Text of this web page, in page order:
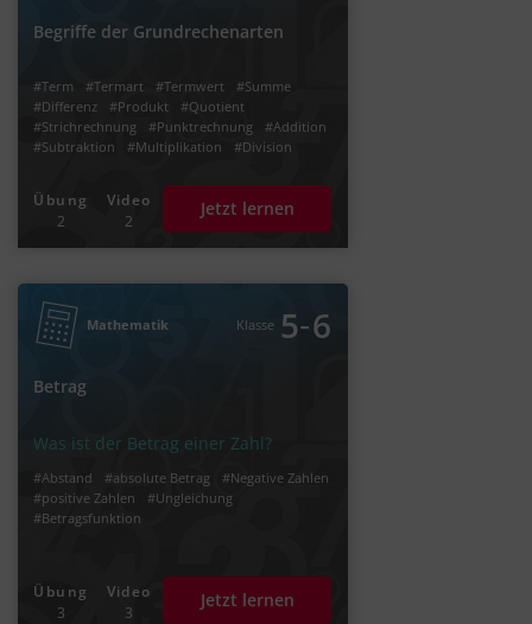
Begriffe der Grundrechenarten
#Term #Termart #Termwert
#Summe
#Differenz
#Produkt
#Quotient
#Strichrechnung
#Punktrechnung
#Addition
#Subtraktion
#Multiplikation
#Division
Übung
2
Video
2
Jetzt lernen
Mathematik Klasse 5‐6
Betrag
Was ist der Betrag einer Zahl?
#Abstand #absolute Betrag
#Negative Zahlen
#positive Zahlen
#Ungleichung
#Betragsfunktion
Übung
3
Video
3
Jetzt lernen